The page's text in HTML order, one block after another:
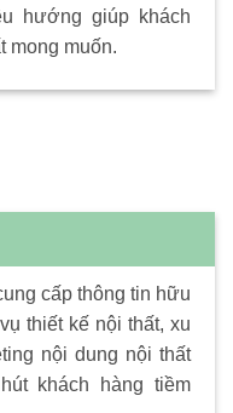
hướng giúp khách
mong muốn.
cấp thông tin hữu
thiết kế nội thất, xu
nội dung nội thất
khách hàng tiềm